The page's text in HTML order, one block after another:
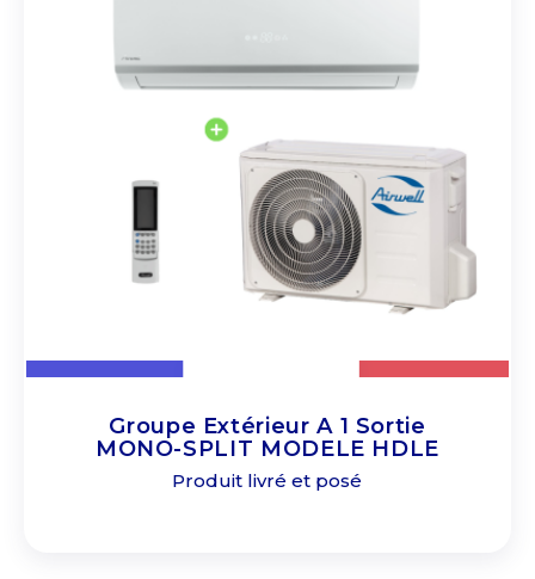
Groupe Extérieur A 1 Sortie
MONO-SPLIT MODELE HDLE
Produit livré et posé